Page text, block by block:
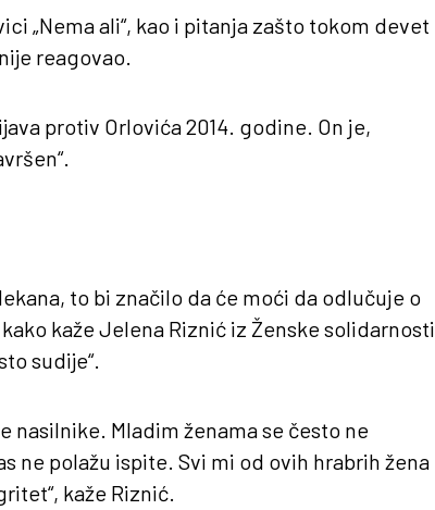
„Nema ali“, kao i pitanja zašto tokom devet
reagovao.
protiv Orlovića 2014. godine. On je,
to bi značilo da će moći da odlučuje o
kaže Jelena Riznić iz Ženske solidarnosti
sudije“.
nasilnike. Mladim ženama se često ne
ne polažu ispite. Svi mi od ovih hrabrih žena
kaže Riznić.